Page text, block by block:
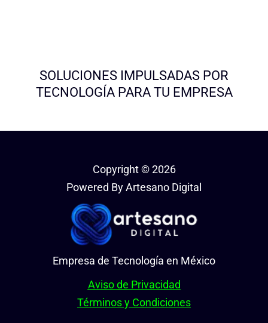
SOLUCIONES IMPULSADAS POR
TECNOLOGÍA PARA TU EMPRESA
Copyright © 2026
Powered By Artesano Digital
Empresa de Tecnología en México
Aviso de Privacidad
Términos y Condiciones